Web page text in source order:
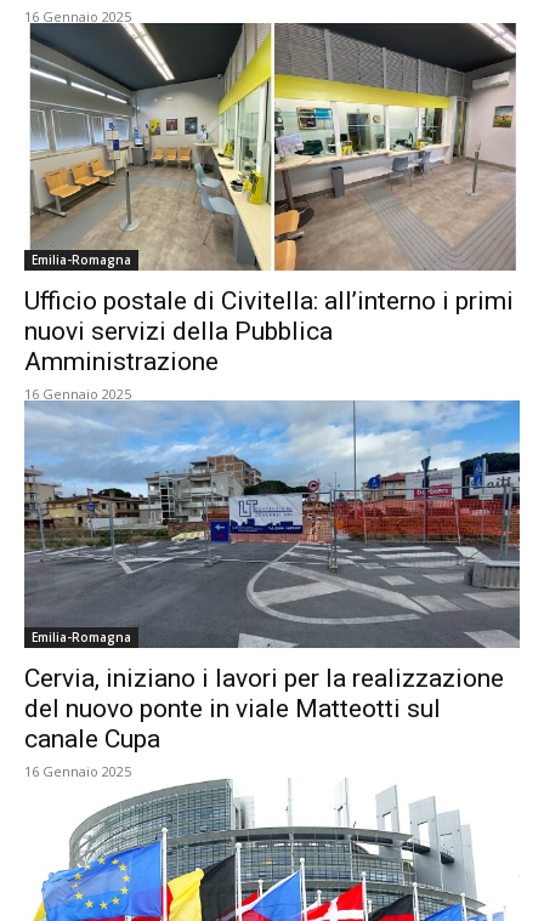
16 Gennaio 2025
Emilia-Romagna
Ufficio postale di Civitella: all’interno i primi
nuovi servizi della Pubblica
Amministrazione
16 Gennaio 2025
Emilia-Romagna
Cervia, iniziano i lavori per la realizzazione
del nuovo ponte in viale Matteotti sul
canale Cupa
16 Gennaio 2025